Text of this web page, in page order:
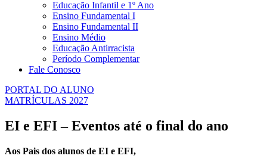
Educação Infantil e 1º Ano
Ensino Fundamental I
Ensino Fundamental II
Ensino Médio
Educação Antirracista
Período Complementar
Fale Conosco
PORTAL DO ALUNO
MATRÍCULAS 2027
EI e EFI – Eventos até o final do ano
Aos Pais dos alunos de EI e EFI,